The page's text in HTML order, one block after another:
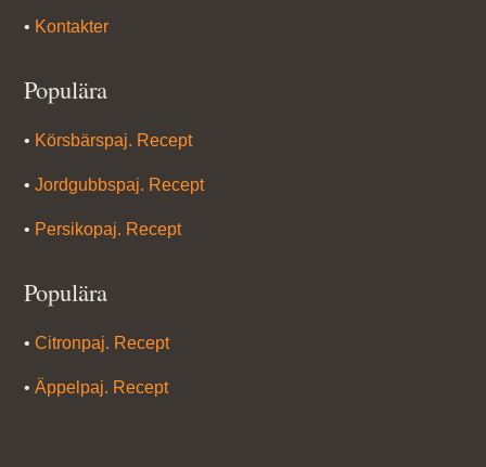
• Kontakter
Populära
• Körsbärspaj. Recept
•Jordgubbspaj. Recept
• Persikopaj. Recept
Populära
•Citronpaj. Recept
•Äppelpaj. Recept